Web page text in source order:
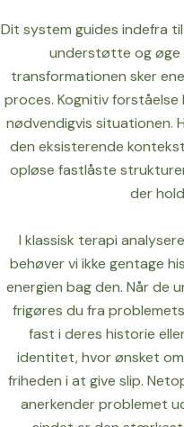
Dit system guides indefra
understøtte og øge
transformationen sker
proces. Kognitiv
nødvendigvis situationen.
den eksisterende
opløse fastlåste
der
I klassisk terapi
behøver vi ikke gentage
energien bag den. Når de
frigøres du fra
fast i deres historie
identitet, hvor ønsket
friheden i at give slip.
anerkender problemet